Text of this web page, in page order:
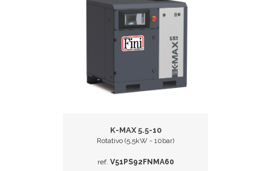
K-MAX 5.5-10
Rotativo (5,5kW - 10bar)
ref. V51PS92FNMA60